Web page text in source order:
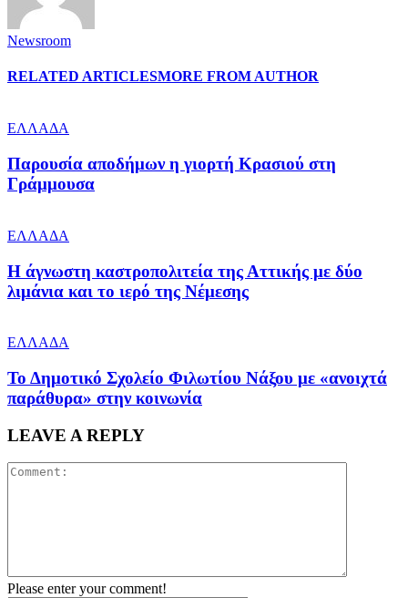
Newsroom
RELATED ARTICLESMORE FROM AUTHOR
ΕΛΛΑΔΑ
Παρουσία αποδήμων η γιορτή Κρασιού στη
Γράμμουσα
ΕΛΛΑΔΑ
Η άγνωστη καστροπολιτεία της Αττικής με δύο
λιμάνια και το ιερό της Νέμεσης
ΕΛΛΑΔΑ
Το Δημοτικό Σχολείο Φιλωτίου Νάξου με «ανοιχτά
παράθυρα» στην κοινωνία
LEAVE A REPLY
Please enter your comment!